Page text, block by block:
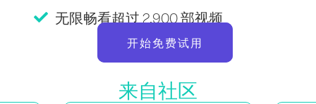
无限畅看超过 2,900 部视频
开始免费试用
来自社区